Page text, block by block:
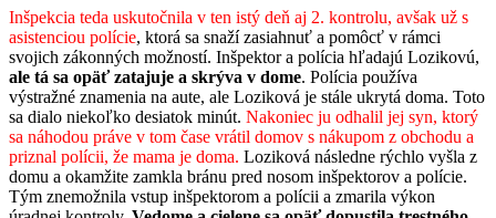
Inšpekcia teda uskutočnila v ten istý deň aj 2. kontrolu, avšak už s
asistenciou polície, ktorá sa snaží zasiahnuť a pomôcť v rámci
svojich zákonných možností. Inšpektor a polícia hľadajú Lozikovú,
ale tá sa opäť zatajuje a skrýva v dome. Polícia používa
výstražné znamenia na aute, ale Loziková je stále ukrytá doma. Toto
sa dialo niekoľko desiatok minút. Nakoniec ju odhalil jej syn, ktorý
sa náhodou práve v tom čase vrátil domov s nákupom z obchodu a
priznal polícii, že mama je doma. Loziková následne rýchlo vyšla z
domu a okamžite zamkla bránu pred nosom inšpektorov a polície.
Tým znemožnila vstup inšpektorom a polícii a zmarila výkon